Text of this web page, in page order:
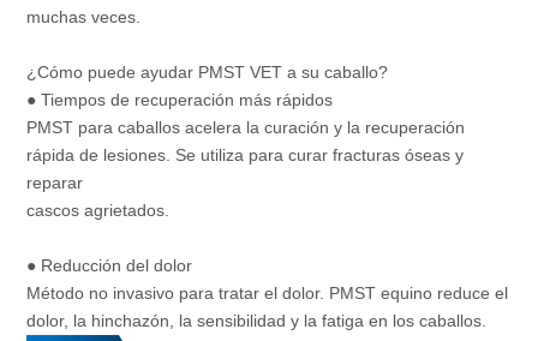
muchas veces.
¿Cómo puede ayudar PMST VET a su caballo?
● Tiempos de recuperación más rápidos
PMST para caballos acelera la curación y la recuperación
rápida de lesiones. Se utiliza para curar fracturas óseas y
reparar
cascos agrietados.
● Reducción del dolor
Método no invasivo para tratar el dolor. PMST equino reduce el
dolor, la hinchazón, la sensibilidad y la fatiga en los caballos.